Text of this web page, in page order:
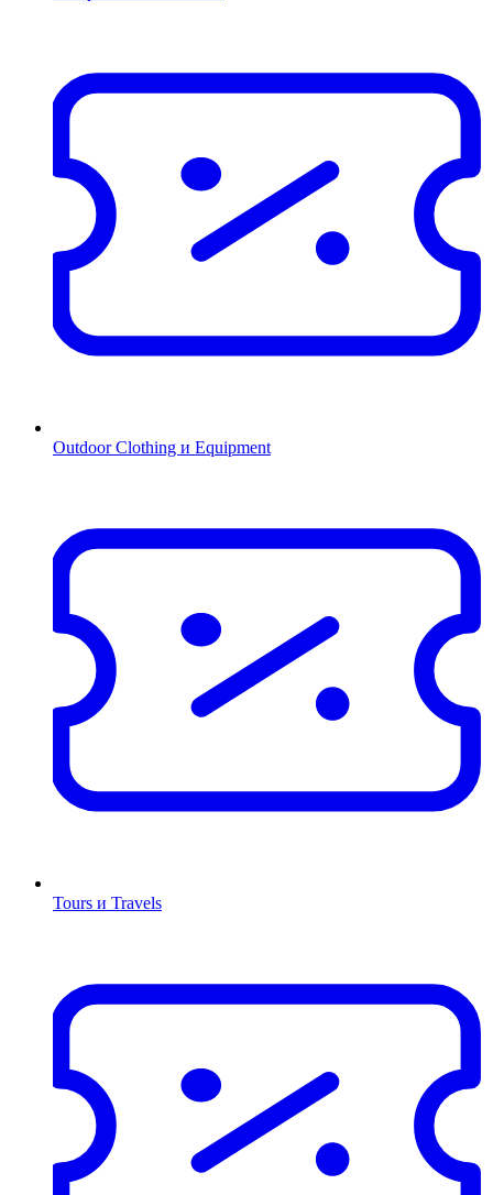
Outdoor Clothing и Equipment
Tours и Travels